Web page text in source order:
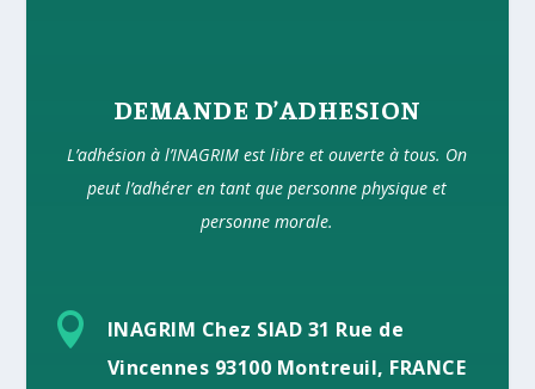
DEMANDE D’ADHESION
L’adhésion à l’INAGRIM est libre et ouverte à tous. On
peut l’adhérer en tant que personne physique et
personne morale.

INAGRIM Chez SIAD 31 Rue de
Vincennes 93100 Montreuil, FRANCE